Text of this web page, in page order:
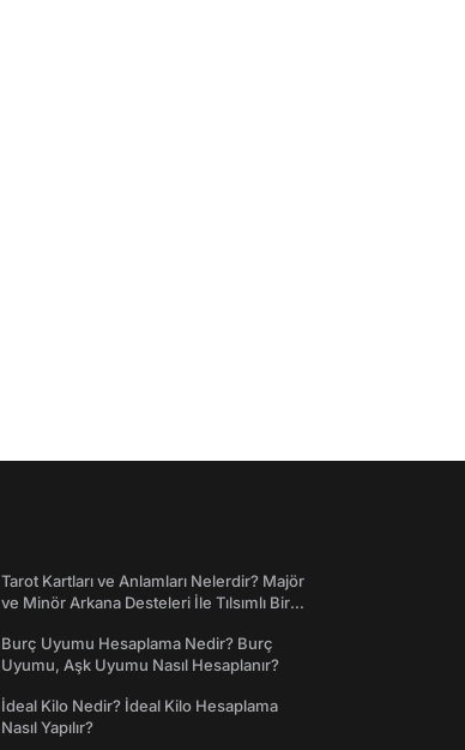
Tarot Kartları ve Anlamları Nelerdir? Majör
ve Minör Arkana Desteleri İle Tılsımlı Bir
Burç Uyumu Hesaplama Nedir? Burç
Uyumu, Aşk Uyumu Nasıl Hesaplanır?
İdeal Kilo Nedir? İdeal Kilo Hesaplama
Nasıl Yapılır?